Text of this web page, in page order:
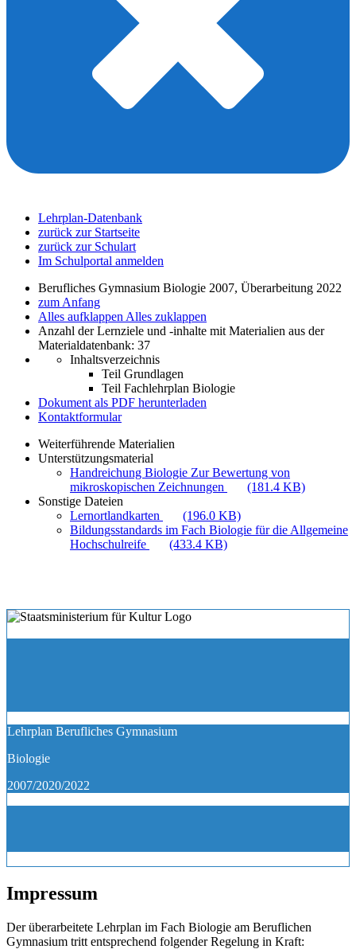
Lehrplan-Datenbank
zurück zur Startseite
zurück zur Schulart
Im Schulportal anmelden
Berufliches Gymnasium Biologie 2007, Überarbeitung 2022
zum Anfang
Alles aufklappen Alles zuklappen
Anzahl der Lernziele und -inhalte mit Materialien aus der
Materialdatenbank: 37
Inhaltsverzeichnis
Teil Grundlagen
Teil Fachlehrplan Biologie
Dokument als PDF herunterladen
Kontaktformular
Weiterführende Materialien
Unterstützungsmaterial
Handreichung Biologie Zur Bewertung von
mikroskopischen Zeichnungen
(181.4 KB)
Sonstige Dateien
Lernortlandkarten
(196.0 KB)
Bildungsstandards im Fach Biologie für die Allgemeine
Hochschulreife
(433.4 KB)
Lehrplan Berufliches Gymnasium
Biologie
2007/2020/2022
Impressum
Der überarbeitete Lehrplan im Fach Biologie am Beruflichen
Gymnasium tritt entsprechend folgender Regelung in Kraft: